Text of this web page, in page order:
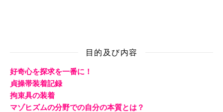
目的及び内容
好奇心を探求を一番に！
貞操帯装着記録
拘束具の装着
マゾヒズムの分野での自分の本質とは？